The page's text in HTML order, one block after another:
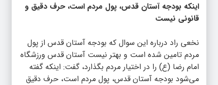
اینکه بودجه آستان قدس، پول مردم است، حرف دقیق و
قانونی نیست
نخعی راد درباره این سوال که بودجه آستان قدس از پول
مردم تامین شده است و بهتر نیست آستان قدس ورزشگاه
امام رضا (ع) را در اختیار مردم بگذارد، گفت: اینکه گفته
می‌شود بودجه آستان قدس، پول مردم است، حرف دقیق